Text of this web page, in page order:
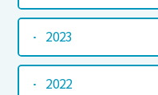
2023
2022